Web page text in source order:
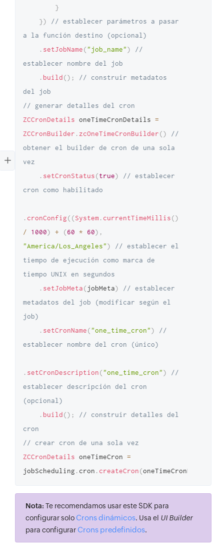
}
})
// establecer parámetros a pasar
a la función destino (opcional)
. setJobName("job_name")
//
establecer nombre del job
. build() ;
// construir metadatos
del job
// generar detalles del cron
ZCCronDetails oneTimeCronDetails =
ZCCronBuilder . zcOneTimeCronBuilder()
//
obtener el builder de cron de una sola
vez
. setCronStatus(true)
// establecer
cron como habilitado
. cronConfig( (System . currentTimeMillis()
/
1000) + (60 * 60) ,
"America/Los_Angeles")
// establecer el
tiempo de ejecución como marca de
tiempo UNIX en segundos
. setJobMeta( jobMeta)
// establecer
metadatos del job (modificar según el
job)
. setCronName("one_time_cron")
//
establecer nombre del cron (único)
. setCronDescription("one_time_cron")
//
establecer descripción del cron
(opcional)
. build() ;
// construir detalles del
cron
// crear cron de una sola vez
ZCCronDetails oneTimeCron =
jobScheduling . cron . createCron(oneTimeCronDetails
Nota: Te recomendamos usar este SDK para
configurar soloCrons dinámicos. Usa el UI Builder
para configurarCrons predefinidos.